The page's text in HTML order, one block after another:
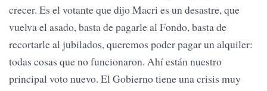
crecer. Es el votante que dijo Macri es un desastre, que
vuelva el asado, basta de pagarle al Fondo, basta de
recortarle al jubilados, queremos poder pagar un alquiler:
todas cosas que no funcionaron. Ahí están nuestro
principal voto nuevo. El Gobierno tiene una crisis muy